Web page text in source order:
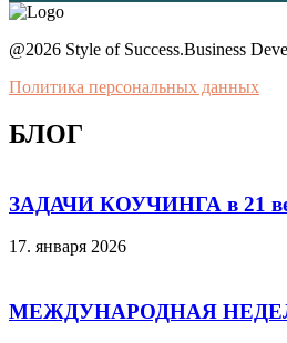
@2026 Style of Success.Business
Политика персональных данных
БЛОГ
ЗАДАЧИ КОУЧИНГА в 21
17. января 2026
МЕЖДУНАРОДНАЯ